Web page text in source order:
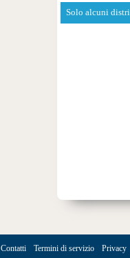
Solo alcuni
Contatti Termini di servizio Privacy